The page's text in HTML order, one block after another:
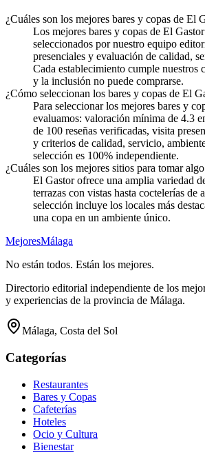
¿Cuáles son los mejores bares y copas de El
Los mejores bares y copas de El
seleccionados por nuestro equipo
presenciales y evaluación de calidad,
Cada establecimiento cumple nuestros
y la inclusión no puede comprarse.
¿Cómo seleccionan los bares y copas de El
Para seleccionar los mejores bares y
evaluamos: valoración mínima de 4.3
de 100 reseñas verificadas, visita
y criterios de calidad, servicio,
selección es 100% independiente.
¿Cuáles son los mejores sitios para tomar
El Gastor ofrece una amplia variedad
terrazas con vistas hasta coctelerías de
selección incluye los locales más
una copa en un ambiente único.
MejoresMálaga
No están todos. Están los mejores.
Directorio editorial independiente de los
y experiencias de la provincia de Málaga.
Málaga, Costa del Sol
Categorías
Restaurantes
Bares y Copas
Cafeterías
Hoteles
Ocio y Cultura
Bienestar